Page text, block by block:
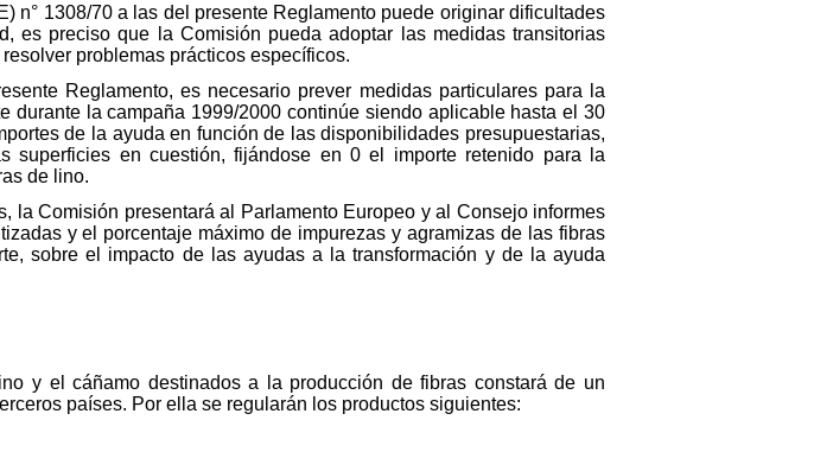
n° 1308/70 a las del presente Reglamento puede originar dificultades
es preciso que la Comisión pueda adoptar las medidas transitorias
problemas prácticos específicos.
Reglamento, es necesario prever medidas particulares para la
durante la campaña 1999/2000 continúe siendo aplicable hasta el 30
de la ayuda en función de las disponibilidades presupuestarias,
en cuestión, fijándose en 0 el importe retenido para la
de lino.
la Comisión presentará al Parlamento Europeo y al Consejo informes
y el porcentaje máximo de impurezas y agramizas de las fibras
sobre el impacto de las ayudas a la transformación y de la ayuda
y el cáñamo destinados a la producción de fibras constará de un
países. Por ella se regularán los productos siguientes: